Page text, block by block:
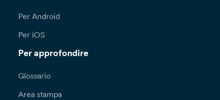
Per Android
Per iOS
Per approfondire
Glossario
Area stampa